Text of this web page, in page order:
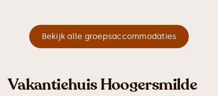
Bekijk alle groepsaccommodaties
Vakantiehuis Hoogersmilde